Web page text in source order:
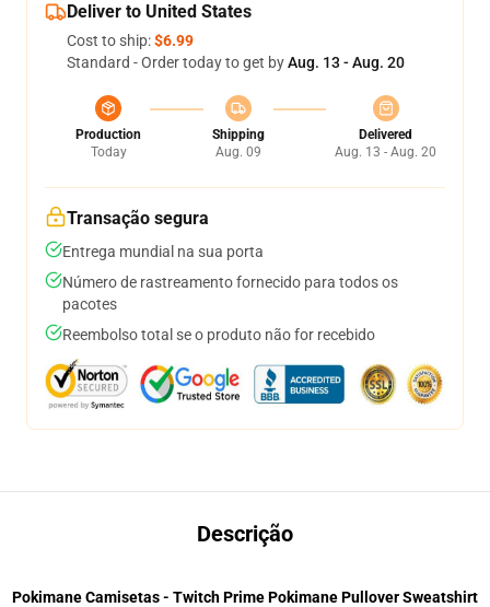
Deliver to United States
Cost to ship:$6.99
Standard - Order today to get byAug. 13 - Aug. 20
Production
Today
Shipping
Aug. 09
Delivered
Aug. 13 - Aug. 20
Transação segura
Entrega mundial na sua porta
Número de rastreamento fornecido para todos os
pacotes
Reembolso total se o produto não for recebido
Descrição
Pokimane Camisetas - Twitch Prime Pokimane Pullover Sweatshirt